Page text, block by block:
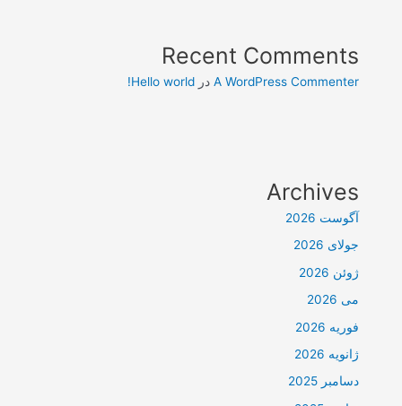
Recent Comments
A WordPress Commenter درHello world!
Archives
آگوست 2026
جولای 2026
ژوئن 2026
می 2026
فوریه 2026
ژانویه 2026
دسامبر 2025